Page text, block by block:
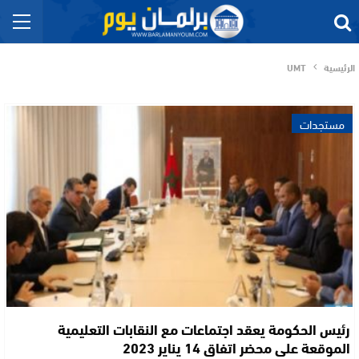
الرئيسية UMT
مستجدات
رئيس الحكومة يعقد اجتماعات مع النقابات التعليمية
الموقعة على محضر اتفاق 14 يناير 2023